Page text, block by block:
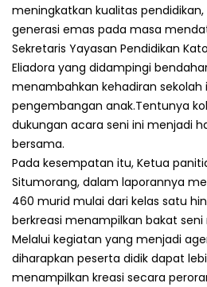
meningkatkan kualitas
generasi emas pada masa
Sekretaris Yayasan Pendidikan
Eliadora yang didampingi
menambahkan kehadiran
pengembangan anak.Tentunya
dukungan acara seni ini menjadi
bersama.
Pada kesempatan itu, Ketua
Situmorang, dalam laporannya
460 murid mulai dari kelas satu
berkreasi menampilkan bakat
Melalui kegiatan yang menjadi
diharapkan peserta didik dapat
menampilkan kreasi secara